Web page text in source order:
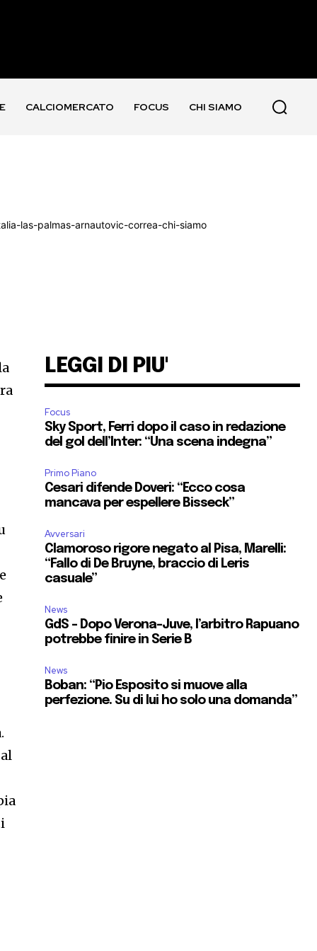
CALCIOMERCATO FOCUS CHI SIAMO
LEGGI DI PIU'
Focus
Sky Sport, Ferri dopo il caso in redazione
del gol dell’Inter: “Una scena indegna”
Primo Piano
Cesari difende Doveri: “Ecco cosa
mancava per espellere Bisseck”
Avversari
Clamoroso rigore negato al Pisa, Marelli:
“Fallo di De Bruyne, braccio di Leris
casuale”
News
GdS – Dopo Verona-Juve, l’arbitro Rapuano
potrebbe finire in Serie B
News
Boban: “Pio Esposito si muove alla
perfezione. Su di lui ho solo una domanda”